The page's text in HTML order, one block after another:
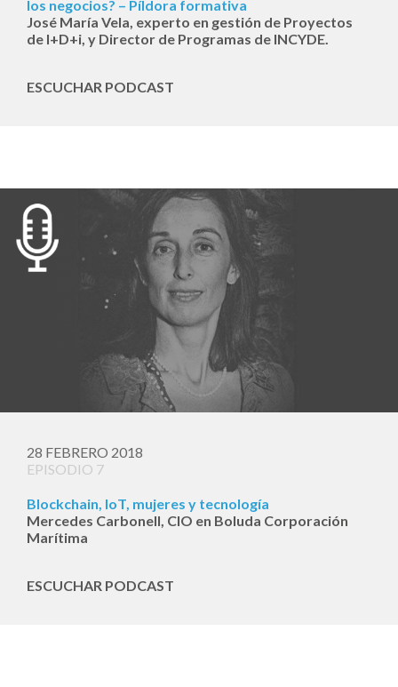
los negocios? – Píldora formativa
José María Vela, experto en gestión de Proyectos
de I+D+i, y Director de Programas de INCYDE.
ESCUCHAR PODCAST
28 FEBRERO 2018
EPISODIO 7
Blockchain, IoT, mujeres y tecnología
Mercedes Carbonell, CIO en Boluda Corporación
Marítima
ESCUCHAR PODCAST